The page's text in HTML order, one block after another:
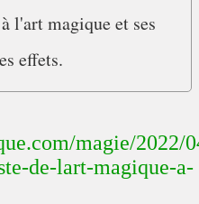
l'art magique et ses
effets.
magie/2022/
de-lart-magique-a-